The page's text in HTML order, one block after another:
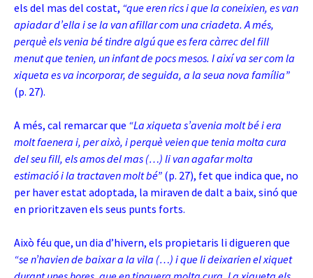
els del mas del costat, “que eren rics i que la coneixien, es van
apiadar d’ella i se la van afillar com una criadeta. A més,
perquè els venia bé tindre algú que es fera càrrec del fill
menut que tenien, un infant de pocs mesos. I així va ser com la
xiqueta es va incorporar, de seguida, a la seua nova família”
(p. 27).
A més, cal remarcar que “La xiqueta s’avenia molt bé i era
molt faenera i, per això, i perquè veien que tenia molta cura
del seu fill, els amos del mas (…) li van agafar molta
estimació i la tractaven molt bé” (p. 27), fet que indica que, no
per haver estat adoptada, la miraven de dalt a baix, sinó que
en prioritzaven els seus punts forts.
Això féu que, un dia d’hivern, els propietaris li digueren que
“se n’havien de baixar a la vila (…) i que li deixarien el xiquet